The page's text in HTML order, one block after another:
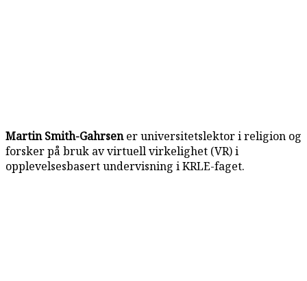
Martin Smith-Gahrsener universitetslektor i religion og
forsker på bruk av virtuell virkelighet (VR) i
opplevelsesbasert undervisning i KRLE-faget.